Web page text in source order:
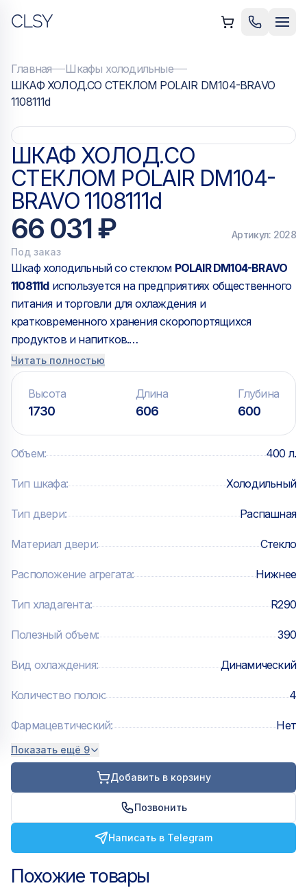
CLSY Позвонить
меню
Главная
Шкафы холодильные
ШКАФ ХОЛОД.СО СТЕКЛОМ POLAIR DM104-BRAVO
1108111d
ШКАФ ХОЛОД.СО
СТЕКЛОМ POLAIR DM104-
BRAVO 1108111d
66 031 ₽ Артикул: 2028
Под заказ
Шкаф холодильный со стеклом POLAIR DM104-BRAVO
1108111dиспользуется на предприятиях общественного
питания и торговли для охлаждения и
кратковременного хранения скоропортящихся
продуктов и напитков.
Холодильные шкафы Polair со стеклянными дверьми
обеспечивают качественную экспозицию, надежное
хранение, удобство продаж напитков, продуктов,
мороженого. Легкозаменяемый уплотнитель дверей с
магнитной вставкой гарантирует полную
герметичность охлаждаемого пространства и
рамах обеспечивают отменную теплоизоляцию,
практичность. Механизм самозакрывания и
однодверных шкафов – для комфорта в
использовании. Полки из стальной проволоки с
Механические и электромеханические замки с
шкафов. Внешние и внутренние обшивки
цельнозаливных корпусов шкафов Polair Bravo
Читать полностью
Высота
1730
Длина
606
Глубина
600
Объем: 400 л.
Тип шкафа: Холодильный
Тип двери: Распашная
Материал двери: Стекло
Расположение агрегата: Нижнее
Тип хладагента: R290
Полезный объем: 390
Вид охлаждения: Динамический
Количество полок: 4
Фармацевтический: Нет
Показать ещё 9
Добавить в корзину
Позвонить
Написать в Telegram
Похожие товары